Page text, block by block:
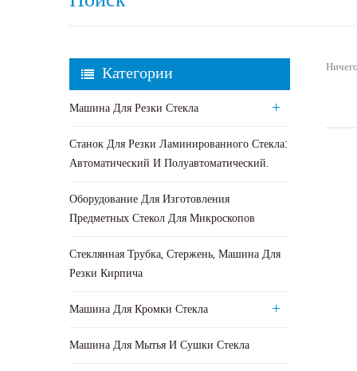
Категории
Машина Для Резки Стекла
Станок Для Резки Ламинированного Стекла:
Автоматический И Полуавтоматический.
Оборудование Для Изготовления
Предметных Стекол Для Микроскопов
Стеклянная Трубка, Стержень, Машина Для
Резки Кирпича
Машина Для Кромки Стекла
Машина Для Мытья И Сушки Стекла